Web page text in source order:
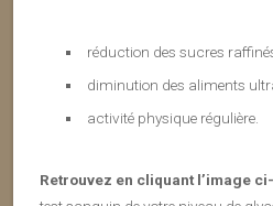
réduction des sucres
diminution des aliments
activité physique régulière.
Retrouvez en cliquant l’image